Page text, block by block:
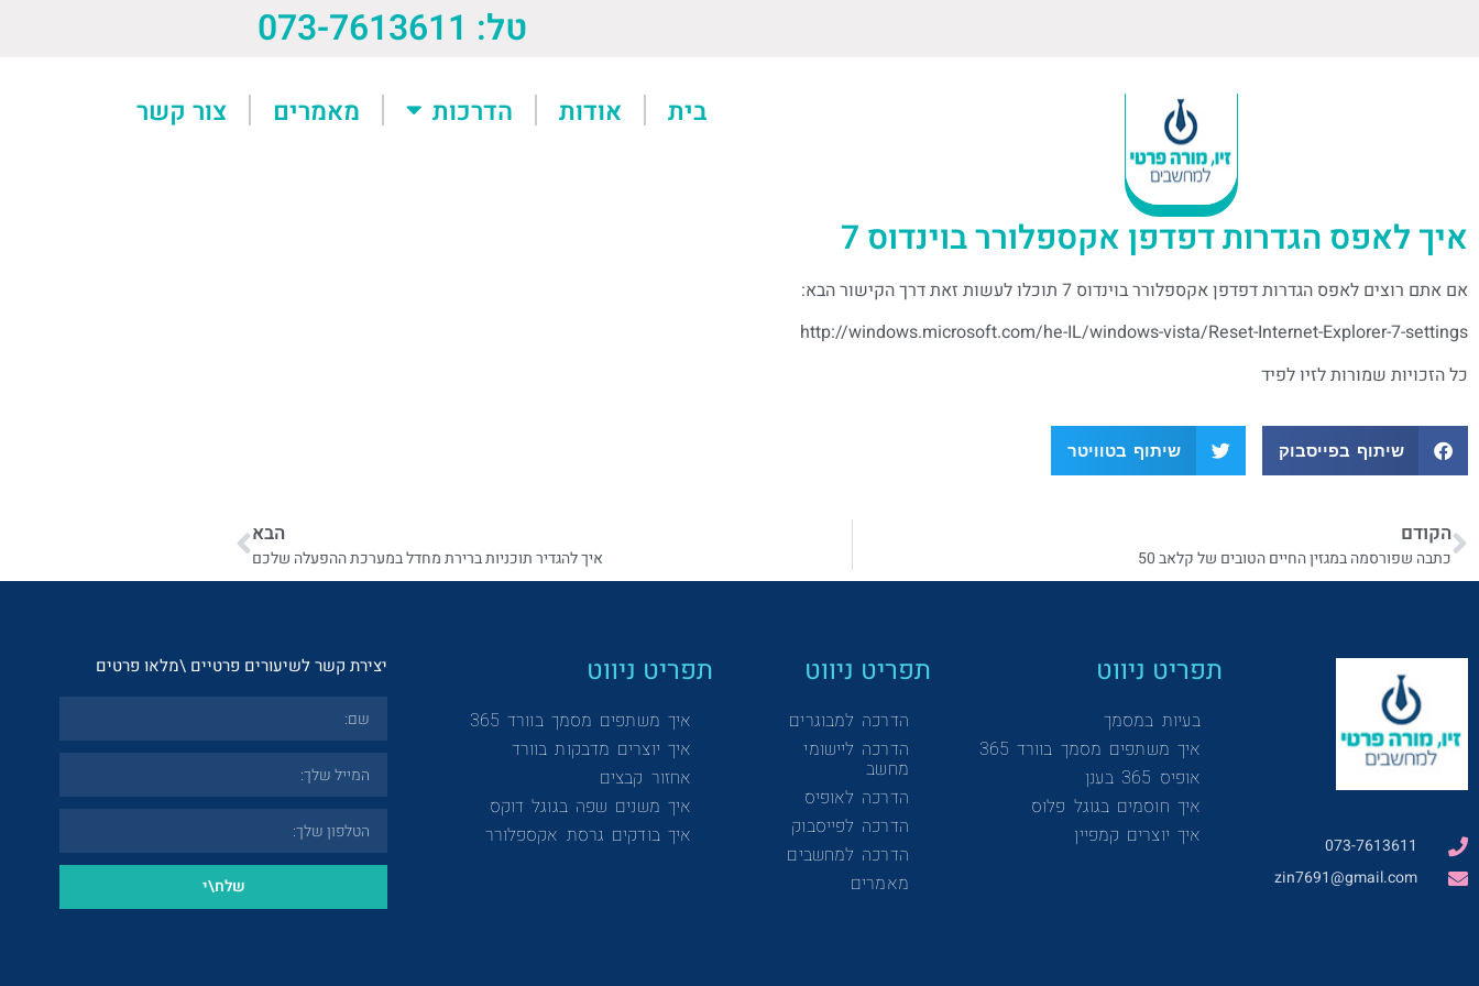
טל: 073-7613611
בית אודות הדרכות מאמרים צור קשר
איך לאפס הגדרות דפדפן אקספלורר בוינדוס 7
אם אתם רוצים לאפס הגדרות דפדפן אקספלורר בוינדוס 7 תוכלו לעשות זאת דרך הקישור הבא:
http://windows.microsoft.com/he-IL/windows-vista/Reset-Internet-Explorer-7-settings
כל הזכויות שמורות לזיו לפיד
שיתוף בפייסבוק שיתוף בטוויטר
הקודם
כתבה שפורסמה במגזין החיים הטובים של קלאב 50
הבא
איך להגדיר תוכניות ברירת מחדל במערכת ההפעלה שלכם
073-7613611
zin7691@gmail.com
תפריט ניווט
בעיות במסמך
איך משתפים מסמך בוורד 365
אופיס 365 בענן
איך חוסמים בגוגל פלוס
איך יוצרים קמפיין
תפריט ניווט
הדרכה למבוגרים
הדרכה ליישומי
מחשב
הדרכה לאופיס
הדרכה לפייסבוק
הדרכה למחשבים
מאמרים
תפריט ניווט
איך משתפים מסמך בוורד 365
איך יוצרים מדבקות בוורד
אחזור קבצים
איך משנים שפה בגוגל דוקס
איך בודקים גרסת אקספלורר
יצירת קשר לשיעורים פרטיים \מלאו פרטים
שלח\י